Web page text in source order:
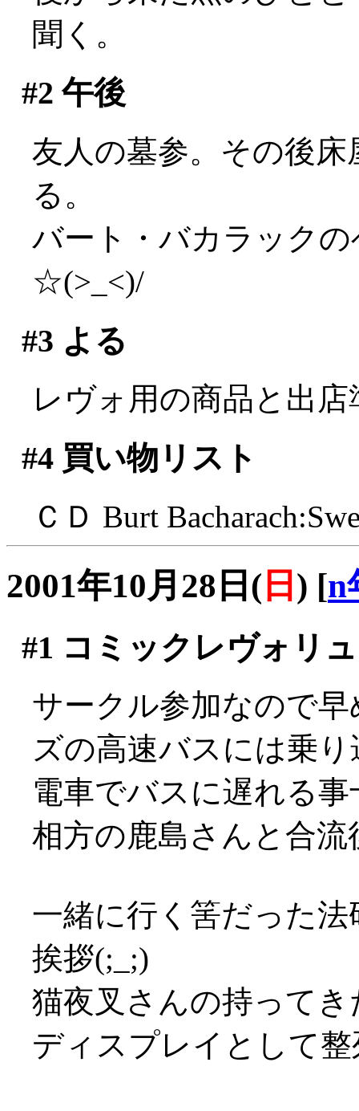
聞く。
#2 午後
友人の墓参。その後
る。
バート・バカラック
☆(>_<)/
#3 よる
レヴォ用の商品と出
#4買い物リスト
ＣＤ Burt
2001年10月28日( 日 ) [n
#1 コミックレヴォリ
サークル参加なので
ズの高速バスには乗
電車でバスに遅れる
相方の鹿島さんと合
一緒に行く筈だった法
挨拶(;_;)
猫夜叉さんの持って
ディスプレイとして